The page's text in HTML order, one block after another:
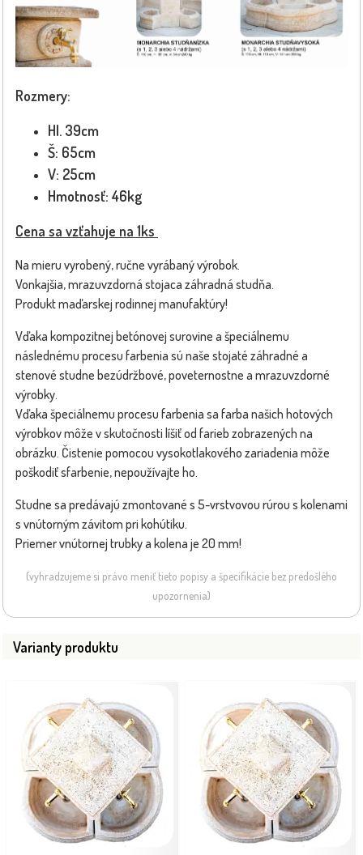
Rozmery:
Hl. 39cm
Š: 65cm
V: 25cm
Hmotnosť: 46kg
Cena sa vzťahuje na 1ks
Na mieru vyrobený, ručne vyrábaný výrobok.
Vonkajšia, mrazuvzdorná stojaca záhradná studňa.
Produkt maďarskej rodinnej manufaktúry!
Vďaka kompozitnej betónovej surovine a špeciálnemu
následnému procesu farbenia sú naše stojaté záhradné a
stenové studne bezúdržbové, poveternostne a mrazuvzdorné
výrobky.
Vďaka špeciálnemu procesu farbenia sa farba našich hotových
výrobkov môže v skutočnosti líšiť od farieb zobrazených na
obrázku. Čistenie pomocou vysokotlakového zariadenia môže
poškodiť sfarbenie, nepoužívajte ho.
Studne sa predávajú zmontované s 5-vrstvovou rúrou s kolenami
s vnútorným závitom pri kohútiku.
Priemer vnútornej trubky a kolena je 20 mm!
(vyhradzujeme si právo meniť tieto popisy a špecifikácie bez predošlého
upozornenia)
Varianty produktu